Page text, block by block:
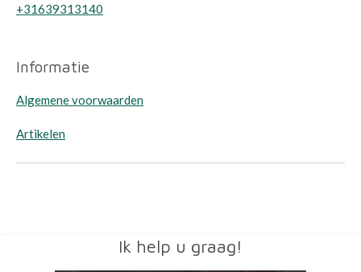
+31639313140
Informatie
Algemene voorwaarden
Artikelen
Ik help u graag!